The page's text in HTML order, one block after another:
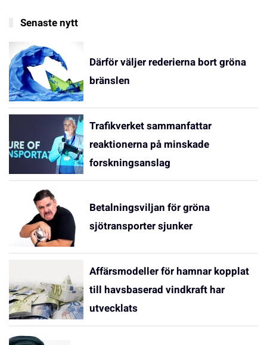
Senaste nytt
Därför väljer rederierna bort gröna
bränslen
Trafikverket sammanfattar
reaktionerna på minskade
forskningsanslag
Betalningsviljan för gröna
sjötransporter sjunker
Affärsmodeller för hamnar kopplat
till havsbaserad vindkraft har
utvecklats